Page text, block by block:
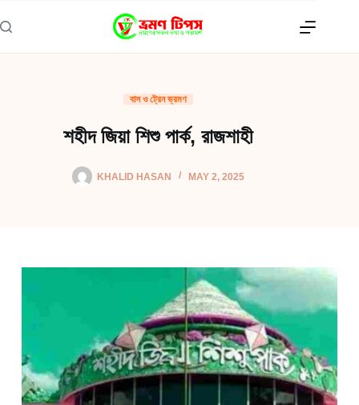
to
content
বাস ও ট্রেন ভ্রমণ
শহীদ জিয়া শিশু পার্ক, রাজশাহী
KHALID HASAN MAY 2, 2025